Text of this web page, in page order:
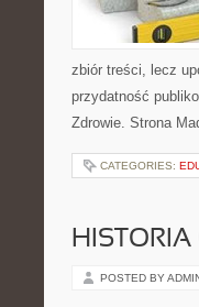
zbiór treści, lecz
przydatność
Zdrowie. Strona
CATEGORIES:
HISTORIA
POSTED BY